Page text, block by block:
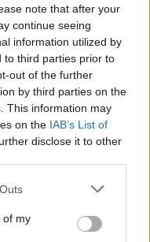
note that after your
continue seeing
information utilized by
to third parties prior to
out of the further
by third parties on the
This information may
on the IAB’s List of
disclose it to other
of my
consejos para